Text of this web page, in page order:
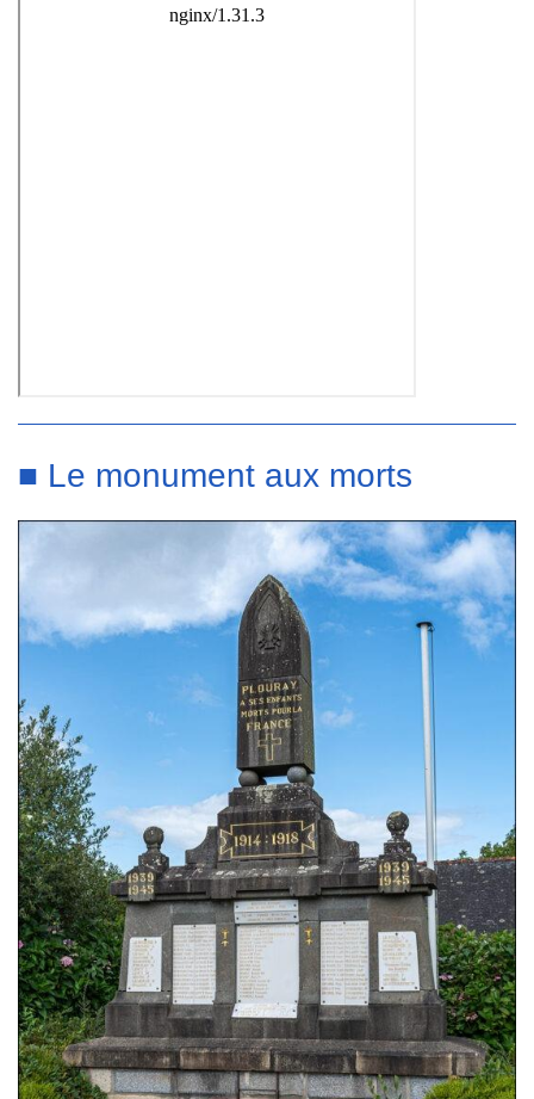
■ Le monument aux morts